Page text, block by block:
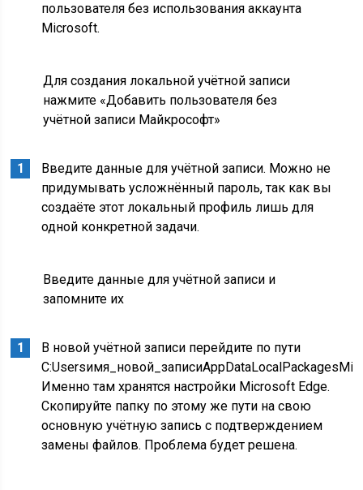
пользователя без использования аккаунта
Microsoft.
Для создания локальной учётной записи
нажмите «Добавить пользователя без
учётной записи Майкрософт»
Введите данные для учётной записи. Можно не
придумывать усложнённый пароль, так как вы
создаёте этот локальный профиль лишь для
одной конкретной задачи.
Введите данные для учётной записи и
запомните их
В новой учётной записи перейдите по пути
Именно там хранятся настройки Microsoft Edge.
Скопируйте папку по этому же пути на свою
основную учётную запись с подтверждением
замены файлов. Проблема будет решена.